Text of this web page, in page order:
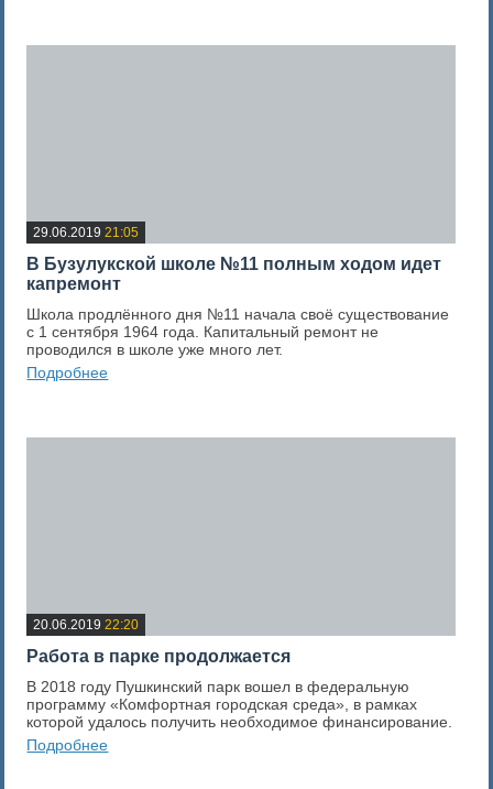
29.06.2019 21:05
В Бузулукской школе №11 полным ходом идет
капремонт
Школа продлённого дня №11 начала своё существование
с 1 сентября 1964 года. Капитальный ремонт не
проводился в школе уже много лет.
Подробнее
20.06.2019 22:20
Работа в парке продолжается
В 2018 году Пушкинский парк вошел в федеральную
программу «Комфортная городская среда», в рамках
которой удалось получить необходимое финансирование.
Подробнее